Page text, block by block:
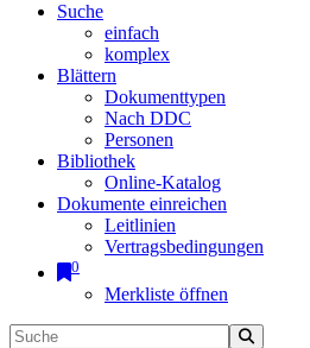
Suche
einfach
komplex
Blättern
Dokumenttypen
Nach DDC
Personen
Bibliothek
Online-Katalog
Dokumente einreichen
Leitlinien
Vertragsbedingungen
0
Merkliste öffnen